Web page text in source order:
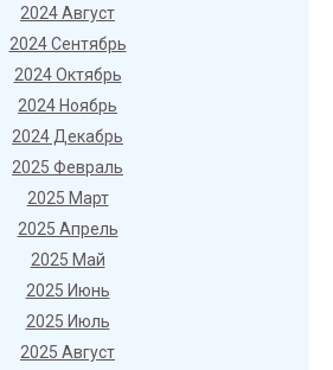
2024 Август
2024 Сентябрь
2024 Октябрь
2024 Ноябрь
2024 Декабрь
2025 Февраль
2025 Март
2025 Апрель
2025 Май
2025 Июнь
2025 Июль
2025 Август